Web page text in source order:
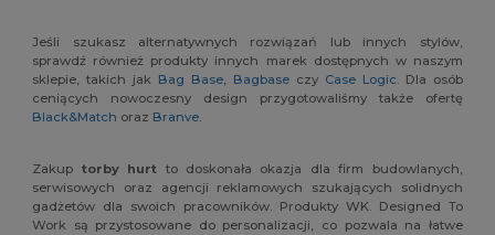
Jeśli szukasz alternatywnych rozwiązań lub innych stylów,
sprawdź również produkty innych marek dostępnych w naszym
sklepie, takich jak Bag Base, Bagbaseczy Case Logic. Dla osób
ceniących nowoczesny design przygotowaliśmy także ofertę
Black&Match oraz Branve.
Zakup torby hurt to doskonała okazja dla firm budowlanych,
serwisowych oraz agencji reklamowych szukających solidnych
gadżetów dla swoich pracowników. Produkty WK. Designed To
Work są przystosowane do personalizacji, co pozwala na łatwe